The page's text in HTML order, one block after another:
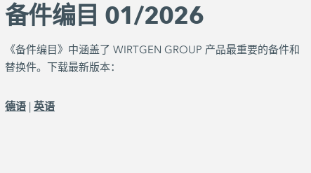
备件编目 01/2026
《备件编目》中涵盖了 WIRTGEN GROUP 产品最重要的备件和
替换件。下载最新版本：
德语 | 英语